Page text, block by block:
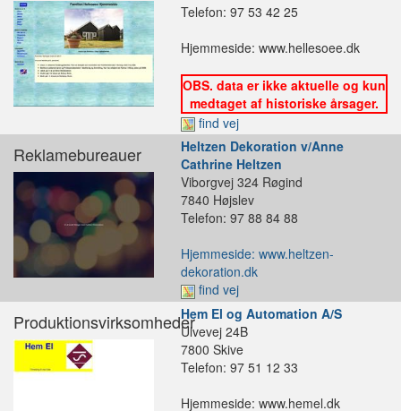
Telefon: 97 53 42 25
Hjemmeside: www.hellesoee.dk
OBS. data er ikke aktuelle og kun
medtaget af historiske årsager.
find vej
Reklamebureauer
Heltzen Dekoration v/Anne
Cathrine Heltzen
Viborgvej 324 Røgind
7840 Højslev
Telefon: 97 88 84 88
Hjemmeside: www.heltzen-
dekoration.dk
find vej
ProduktionsvirksomhederHem El og Automation A/S
Ulvevej 24B
7800 Skive
Telefon: 97 51 12 33
Hjemmeside: www.hemel.dk